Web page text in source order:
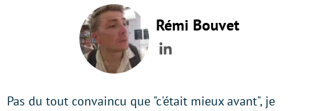
Rémi Bouvet
LinkedIn
Pas du tout convaincu que "c'était mieux avant", je